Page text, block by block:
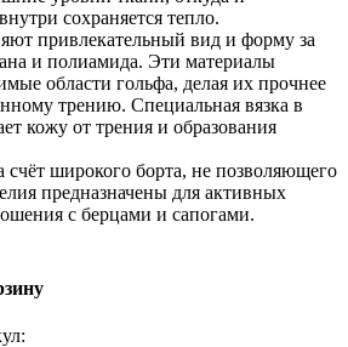
сохраняется тепло.
привлекательный вид и форму за
и полиамида. Эти материалы
области гольфа, делая их прочнее
трению. Специальная вязка в
кожу от трения и образования
счёт широкого борта, не позволяющего
предназначены для активных
с берцами и сапогами.